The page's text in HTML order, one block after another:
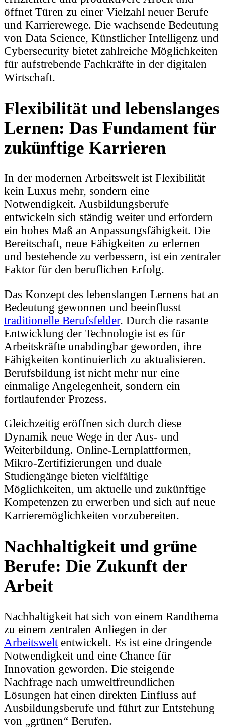
öffnet Türen zu einer Vielzahl neuer Berufe
und Karrierewege. Die wachsende Bedeutung
von Data Science, Künstlicher Intelligenz und
Cybersecurity bietet zahlreiche Möglichkeiten
für aufstrebende Fachkräfte in der digitalen
Wirtschaft.
Flexibilität und lebenslanges
Lernen: Das Fundament für
zukünftige Karrieren
In der modernen Arbeitswelt ist Flexibilität
kein Luxus mehr, sondern eine
Notwendigkeit. Ausbildungsberufe
entwickeln sich ständig weiter und erfordern
ein hohes Maß an Anpassungsfähigkeit. Die
Bereitschaft, neue Fähigkeiten zu erlernen
und bestehende zu verbessern, ist ein zentraler
Faktor für den beruflichen Erfolg.
Das Konzept des lebenslangen Lernens hat an
Bedeutung gewonnen und beeinflusst
traditionelle Berufsfelder. Durch die rasante
Entwicklung der Technologie ist es für
Arbeitskräfte unabdingbar geworden, ihre
Fähigkeiten kontinuierlich zu aktualisieren.
Berufsbildung ist nicht mehr nur eine
einmalige Angelegenheit, sondern ein
fortlaufender Prozess.
Gleichzeitig eröffnen sich durch diese
Dynamik neue Wege in der Aus- und
Weiterbildung. Online-Lernplattformen,
Mikro-Zertifizierungen und duale
Studiengänge bieten vielfältige
Möglichkeiten, um aktuelle und zukünftige
Kompetenzen zu erwerben und sich auf neue
Karrieremöglichkeiten vorzubereiten.
Nachhaltigkeit und grüne
Berufe: Die Zukunft der
Arbeit
Nachhaltigkeit hat sich von einem Randthema
zu einem zentralen Anliegen in der
Arbeitswelt entwickelt. Es ist eine dringende
Notwendigkeit und eine Chance für
Innovation geworden. Die steigende
Nachfrage nach umweltfreundlichen
Lösungen hat einen direkten Einfluss auf
Ausbildungsberufe und führt zur Entstehung
von „grünen“ Berufen.